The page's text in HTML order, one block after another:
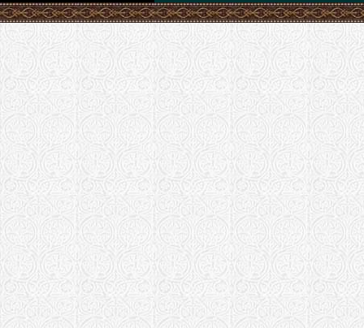
Успенский
Красноярск
Храм в
епархия)
Храм Иконы
епархия